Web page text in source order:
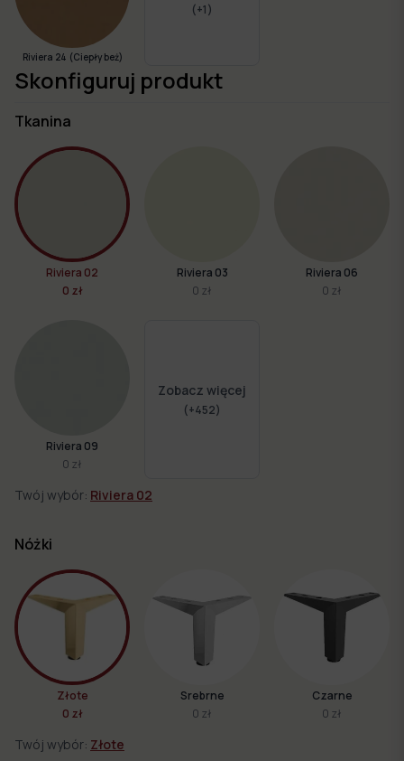
Riviera 24 (Ciepły beż)
(+1)
Skonfiguruj produkt
Tkanina
Riviera 02
0 zł
Riviera 03
0 zł
Riviera 06
0 zł
Riviera 09
0 zł
Zobacz więcej
(+452)
Twój wybór: Riviera 02
Nóżki
Złote
0 zł
Srebrne
0 zł
Czarne
0 zł
Twój wybór: Złote